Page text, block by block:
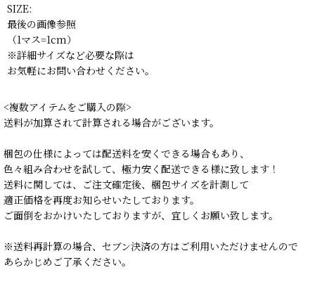
SIZE:
最後の画像参照
（1マス=1cm）
※詳細サイズなど必要な際は
お気軽にお問い合わせください。
<複数アイテムをご購入の際>
送料が加算されて計算される場合がございます。
梱包の仕様によっては配送料を安くできる場合もあり、
色々組み合わせを試して、極力安く配送できる様に致します！
送料に関しては、ご注文確定後、梱包サイズを計測して
適正価格を再度お知らせいたしております。
ご面倒をおかけいたしておりますが、宜しくお願い致します。
※送料再計算の場合、セブン決済の方はご利用いただけませんので
あらかじめご了承ください。